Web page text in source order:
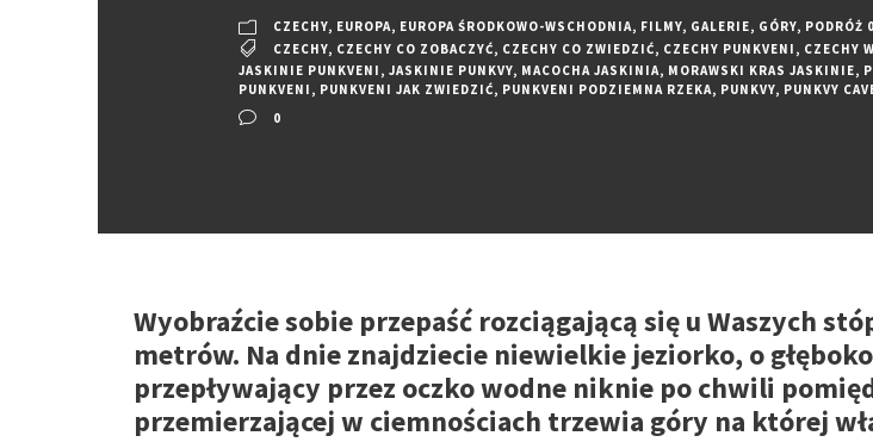
CZECHY, EUROPA, EUROPA ŚRODKOWO-WSCHODNIA, FILMY, GALERIE, GÓRY, PODRÓŻ
CZECHY, CZECHY CO ZOBACZYĆ, CZECHY CO ZWIEDZIĆ, CZECHY PUNKVENI , CZECHY
JASKINIE PUNKVENI , JASKINIE PUNKVY, MACOCHA JASKINIA, MORAWSKI KRAS JASKINIE,
PUNKVENI , PUNKVENI JAK ZWIEDZIĆ, PUNKVENI PODZIEMNA RZEKA, PUNKVY, PUNKVY
0
Wyobraźcie sobie przepaść rozciągającą się u Waszych
metrów. Na dnie znajdziecie niewielkie jeziorko, o
przepływający przez oczko wodne niknie po chwili
przemierzającej w ciemnościach trzewia góry na której